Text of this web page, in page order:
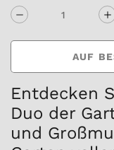
AUF
Entdecken
Duo der
und